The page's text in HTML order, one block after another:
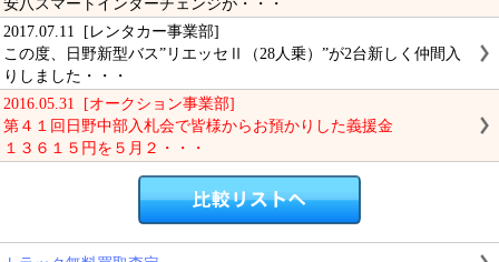
2017.07.11 [レンタカー事業部]
この度、日野新型バス”リエッセⅡ（28人乗）”が2台新しく仲間入
りしました・・・
2016.05.31 [オークション事業部]
第４１回日野中部入札会で皆様からお預かりした義援金
１３６１５円を５月２・・・